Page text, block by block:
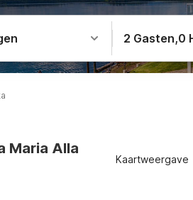
2 Gasten,0
Maria Alla
Kaartweergave